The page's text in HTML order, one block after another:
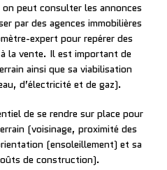
on peut consulter les annonces
par des agences immobilières
expert pour repérer des
la vente. Il est important de
ainsi que sa viabilisation
d’électricité et de gaz).
de se rendre sur place pour
(voisinage, proximité des
(ensoleillement) et sa
de construction).